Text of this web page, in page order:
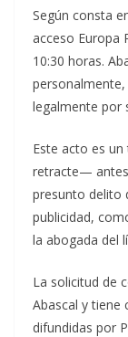
Según consta
acceso Europa
10:30 horas.
legalmente por
Este acto es
retracte— antes
presunto delito
publicidad,
la abogada del
La solicitud de
Abascal y tiene
difundidas por